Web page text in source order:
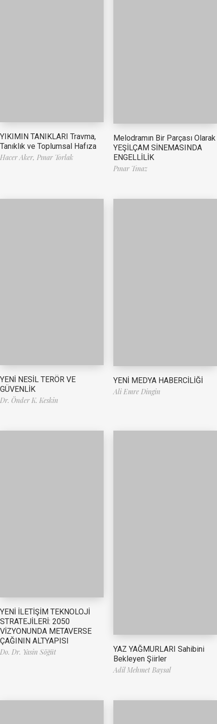
YIKIMIN TANIKLARI Travma,
Tanıklık ve Toplumsal Hafıza
Hacer Aker, Pınar Torlak
Melodramın Bir Parçası Olarak
YEŞİLÇAM SİNEMASINDA
ENGELLİLİK
Pınar Tınaz
YENİ NESİL TERÖR VE
GÜVENLİK
Dr. Önder K. Keskin
YENİ MEDYA HABERCİLİĞİ
Ali Emre Dingin
YENİ İLETİŞİM TEKNOLOJİ
STRATEJİLERİ: 2050
VİZYONUNDA METAVERSE
ÇAĞININ ALTYAPISI
Do. Dr. Yasin Söğüt
YAZ YAĞMURLARI Sahibini
Bekleyen Şiirler
Adil Mehmet Baysal